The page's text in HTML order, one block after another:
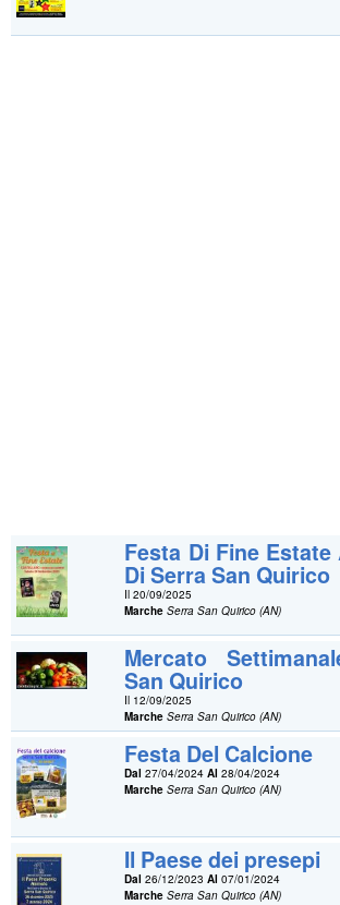
Festa Di Fine
Di Serra San Quirico
Il 20/09/2025
Marche Serra San Quirico (AN)
Mercato
San Quirico
Il 12/09/2025
Marche Serra San Quirico (AN)
Festa Del Calcione
Dal 27/04/2024Al 28/04/2024
Marche Serra San Quirico (AN)
Il Paese dei presepi
Dal 26/12/2023Al 07/01/2024
Marche Serra San Quirico (AN)